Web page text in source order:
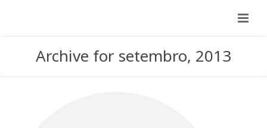
Archive for setembro, 2013